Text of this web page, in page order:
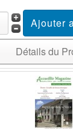
Détails du